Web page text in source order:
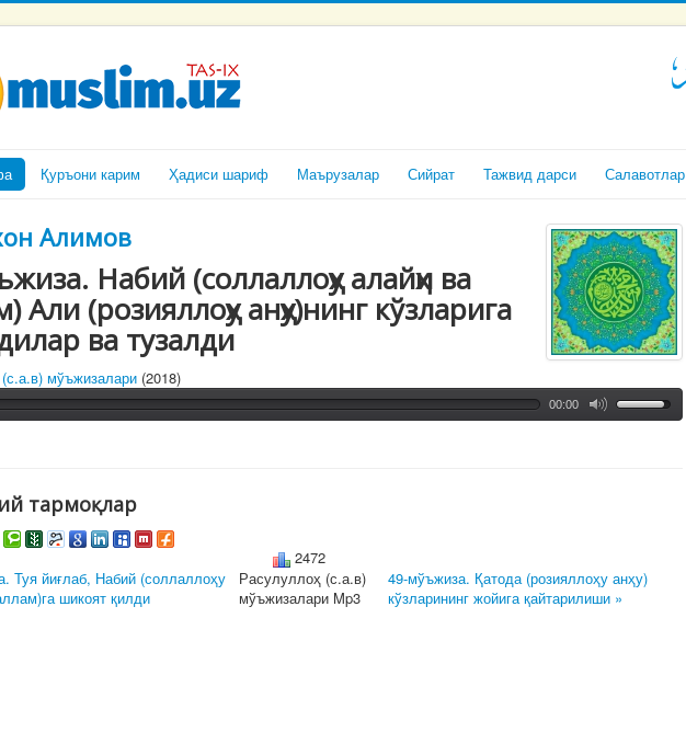
Қуръони карим Ҳадиси шариф Маърузалар Сийрат Тажвид дарси Салавотлар
Алимов
Набий (соллаллоҳу алайҳи ва
Али (розияллоҳу анҳу)нинг кўзларига
ва тузалди
мўъжизалари (2018)
00:00
тармоқлар
2472
Туя йиғлаб, Набий (соллаллоҳу
шикоят қилди
Расулуллоҳ (с.а.в)
мўъжизалари Mp3
49-мўъжиза. Қатода (розияллоҳу анҳу)
кўзларининг жойига қайтарилиши »